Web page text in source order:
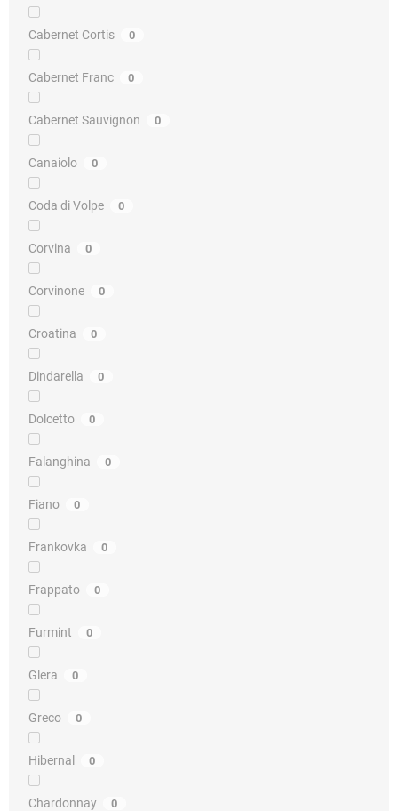
Cabernet Cortis 0
Cabernet Franc 0
Cabernet Sauvignon 0
Canaiolo 0
Coda di Volpe 0
Corvina 0
Corvinone 0
Croatina 0
Dindarella 0
Dolcetto 0
Falanghina 0
Fiano 0
Frankovka 0
Frappato 0
Furmint 0
Glera 0
Greco 0
Hibernal 0
Chardonnay 0